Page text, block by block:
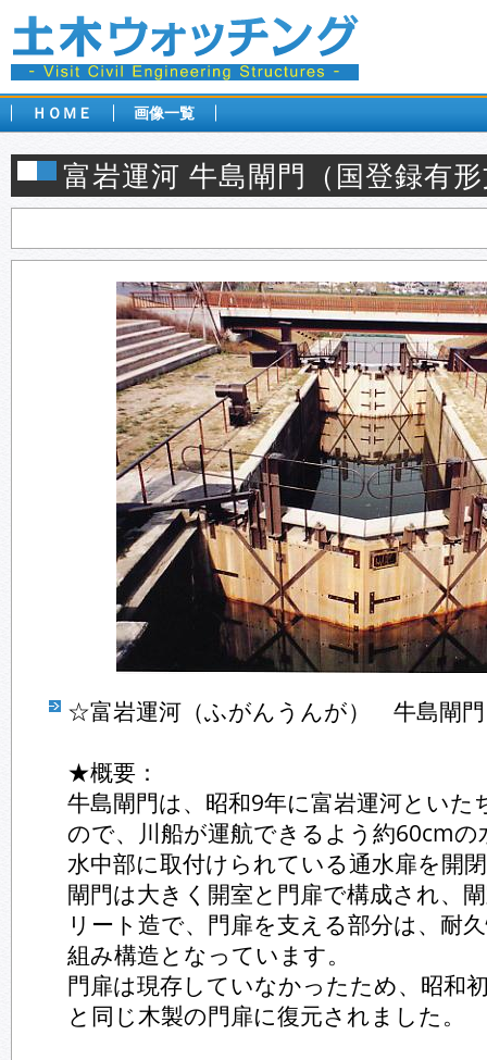
ＨＯＭＥ 画像一覧
富岩運河 牛島閘門（国登録有
☆富岩運河（ふがんうんが） 牛島閘
★概要：
牛島閘門は、昭和9年に富岩運河とい
ので、川船が運航できるよう約60cmの
水中部に取付けられている通水扉を開
閘門は大きく開室と門扉で構成され、
リート造で、門扉を支える部分は、耐
組み構造となっています。
門扉は現存していなかったため、昭和
と同じ木製の門扉に復元されました。